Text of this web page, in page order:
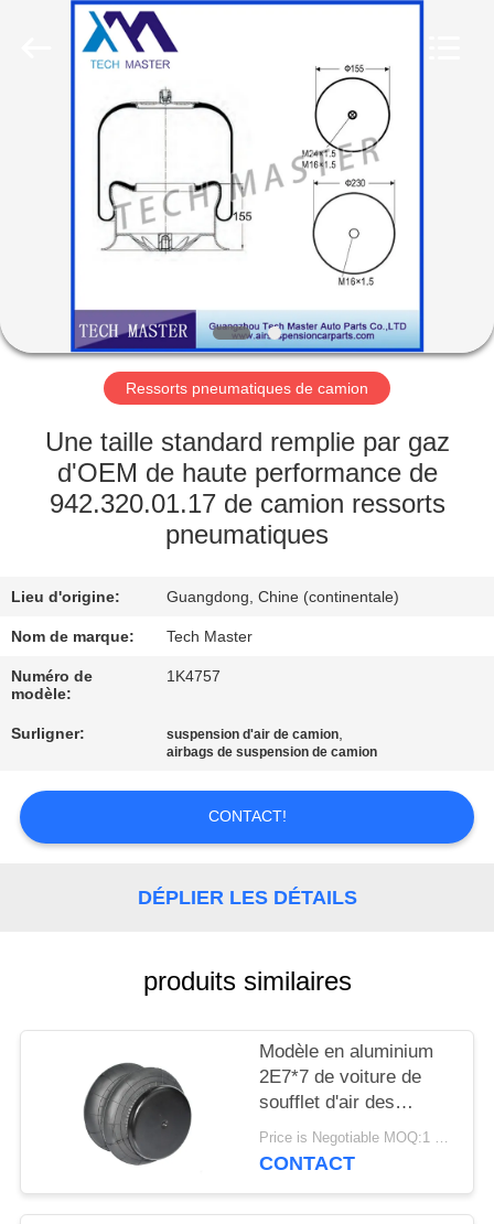
MAISON
PRODUITS
À
PROPOS
NOUS
L'USINE
CONTRÔLE
QUALITÉ
NOUS
DEMANDER
UN DEVIS
Ressorts pneumatiques de camion
Une taille standard remplie par gaz
d'OEM de haute performance de
942.320.01.17 de camion ressorts
pneumatiques
Lieu d'origine: Guangdong, Chine (continentale)
Nom de marque: Tech Master
Numéro de
modèle:
1K4757
Surligner: suspension d'air de camion,
airbags de suspension de camion
CONTACT!
DÉPLIER LES DÉTAILS
produits similaires
Modèle en aluminium
2E7*7 de voiture de
soufflet d'air des
ressorts pneumatiques
de camion 2S120-17
Price is Negotiable MOQ:1 PC
CONTACT